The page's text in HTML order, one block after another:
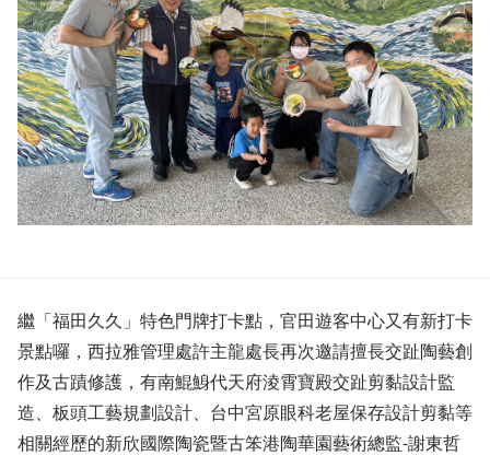
繼「福田久久」特色門牌打卡點，官田遊客中心又有新打卡
景點囉，西拉雅管理處許主龍處長再次邀請擅長交趾陶藝創
作及古蹟修護，有南鯤鯓代天府淩霄寶殿交趾剪黏設計監
造、板頭工藝規劃設計、台中宮原眼科老屋保存設計剪黏等
相關經歷的新欣國際陶瓷暨古笨港陶華園藝術總監-謝東哲